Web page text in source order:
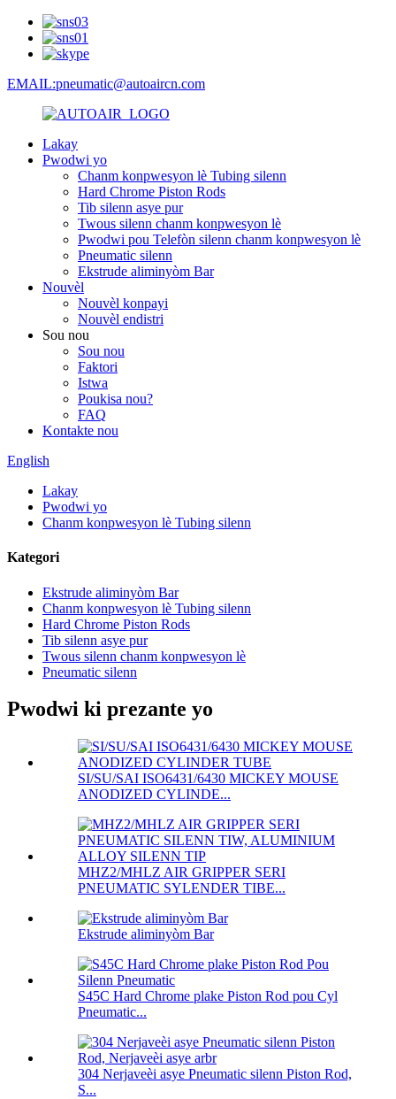
EMAIL:pneumatic@autoaircn.com
Lakay
Pwodwi yo
Chanm konpwesyon lè Tubing silenn
Hard Chrome Piston Rods
Tib silenn asye pur
Twous silenn chanm konpwesyon lè
Pwodwi pou Telefòn silenn chanm konpwesyon lè
Pneumatic silenn
Ekstrude aliminyòm Bar
Nouvèl
Nouvèl konpayi
Nouvèl endistri
Sou nou
Sou nou
Faktori
Istwa
Poukisa nou?
FAQ
Kontakte nou
English
Lakay
Pwodwi yo
Chanm konpwesyon lè Tubing silenn
Kategori
Ekstrude aliminyòm Bar
Chanm konpwesyon lè Tubing silenn
Hard Chrome Piston Rods
Tib silenn asye pur
Twous silenn chanm konpwesyon lè
Pneumatic silenn
Pwodwi ki prezante yo
SI/SU/SAI ISO6431/6430 MICKEY MOUSE
ANODIZED CYLINDE...
MHZ2/MHLZ AIR GRIPPER SERI
PNEUMATIC SYLENDER TIBE...
Ekstrude aliminyòm Bar
S45C Hard Chrome plake Piston Rod pou Cyl
Pneumatic...
304 Nerjaveèi asye Pneumatic silenn Piston Rod,
S...